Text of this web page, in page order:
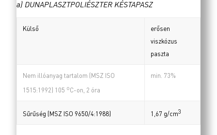
a) DUNAPLASZTPOLIÉSZTER KÉSTAPASZ
Külső
erősen
viszkózus
paszta
Nem illóanyag tartalom (MSZ ISO
1515:1992) 105 oC-on, 2 óra
min. 73%
Sűrűség (MSZ ISO 9650/4:1988) 1,67 g/cm3